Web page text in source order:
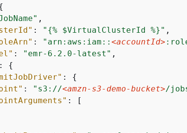
,
: " {% $VirtualClusterId %}" ,
: "arn:aws:iam:: <accountId>
: "emr-6.2.0-latest" ,
: {
: {
: "s3://<amzn-s3-demo-bucket>/
: [